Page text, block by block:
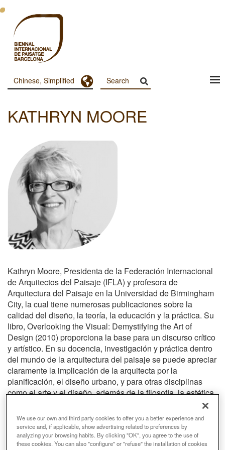
跳
Menu
Principal
Dashboard
Chinese, Simplified Toggle Dropdown
KATHRYN MOORE
Kathryn Moore, Presidenta de la Federación Internacional
de Arquitectos del Paisaje (IFLA) y profesora de
Arquitectura del Paisaje en la Universidad de Birmingham
City, la cual tiene numerosas publicaciones sobre la
calidad del diseño, la teoría, la educación y la práctica. Su
libro, Overlooking the Visual: Demystifying the Art of
Design (2010) proporciona la base para un discurso crítico
y artístico. En su docencia, investigación y práctica dentro
del mundo de la arquitectura del paisaje se puede apreciar
claramente la implicación de la arquitecta por la
planificación, el diseño urbano, y para otras disciplinas
como el arte y el diseño, además de la filosofía, la estética
y la educación de forma más general. Ha sido protagonista
en la redefinición de la relación entre paisaje, cultura y
gobierno, finanzas, salud y compromiso comunitario, en el
contexto de una propuesta radical para El Parque
We use our own and third party cookies to offer you a better experience and
service and, if applicable, show advertising related to preferences by
analyzing your browsing habits. By clicking "OK", you agree to the use of
these cookies. You can also "configure" or "refuse" the installation of cookies